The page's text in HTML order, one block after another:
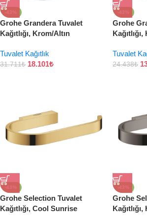
-43%
Grohe Grandera Tuvalet
Kağıtlığı, Krom/Altın
Tuvalet Kağıtlık
31.711₺ 18.101₺
-43%
Grohe
Tuvalet
24.438₺
-43%
Grohe Selection Tuvalet
Kağıtlığı, Cool Sunrise
-43%
Grohe